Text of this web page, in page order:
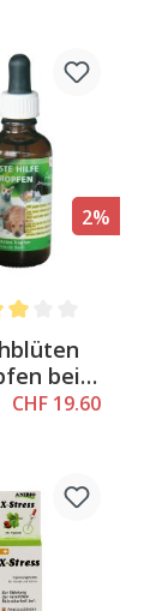
2%
rating of 3 out of
bei
Hilfe
CHF 19.60